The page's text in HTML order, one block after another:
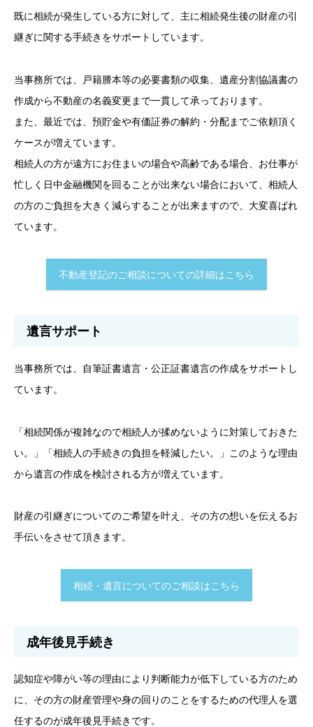
既に相続が発生している方に対して、主に相続発生後の財産の引
継ぎに関する手続きをサポートしています。
当事務所では、戸籍謄本等の必要書類の収集、遺産分割協議書の
作成から不動産の名義変更まで一貫して承っております。
また、最近では、預貯金や有価証券の解約・分配までご依頼頂く
ケースが増えています。
相続人の方が遠方にお住まいの場合や高齢である場合、お仕事が
忙しく日中金融機関を回ることが出来ない場合において、相続人
の方のご負担を大きく減らすることが出来ますので、大変喜ばれ
ています。
不動産登記のご相談についての詳細はこちら
遺言サポート
当事務所では、自筆証書遺言・公正証書遺言の作成をサポートし
ています。
「相続関係が複雑なので相続人が揉めないように対策しておきた
い。」「相続人の手続きの負担を軽減したい。」このような理由
から遺言の作成を検討される方が増えています。
財産の引継ぎについてのご希望を叶え、その方の想いを伝えるお
手伝いをさせて頂きます。
相続・遺言についてのご相談はこちら
成年後見手続き
認知症や障がい等の理由により判断能力が低下している方のため
に、その方の財産管理や身の回りのことをするための代理人を選
任するのが成年後見手続きです。